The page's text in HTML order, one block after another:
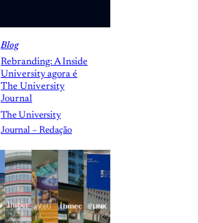
Blog
Rebranding: A Inside
University agora é
The University
Journal
The University
Journal – Redação